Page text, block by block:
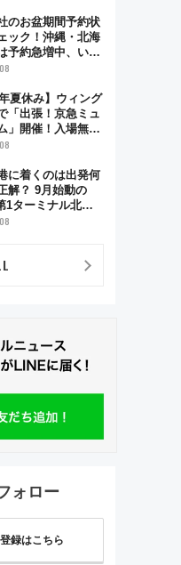
のお盆期間予約状
ック！沖縄・北海
予約急増中、いま
べき日は？
年夏休み】ウィング
「出張！京急ミュ
」開催！入場無料
プラリーや子ども
に着くのは出発何
解？ 9月始動の
1ターミナル北側
ト」は徒歩1キロ
ォロー
録はこちら